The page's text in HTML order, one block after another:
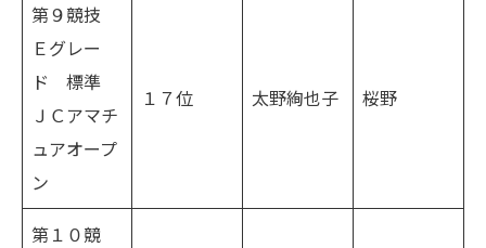
第９競技
Ｅグレー
ド 標準
ＪＣアマチ
ュアオープ
ン
１７位 太野絢也子 桜野
第１０競